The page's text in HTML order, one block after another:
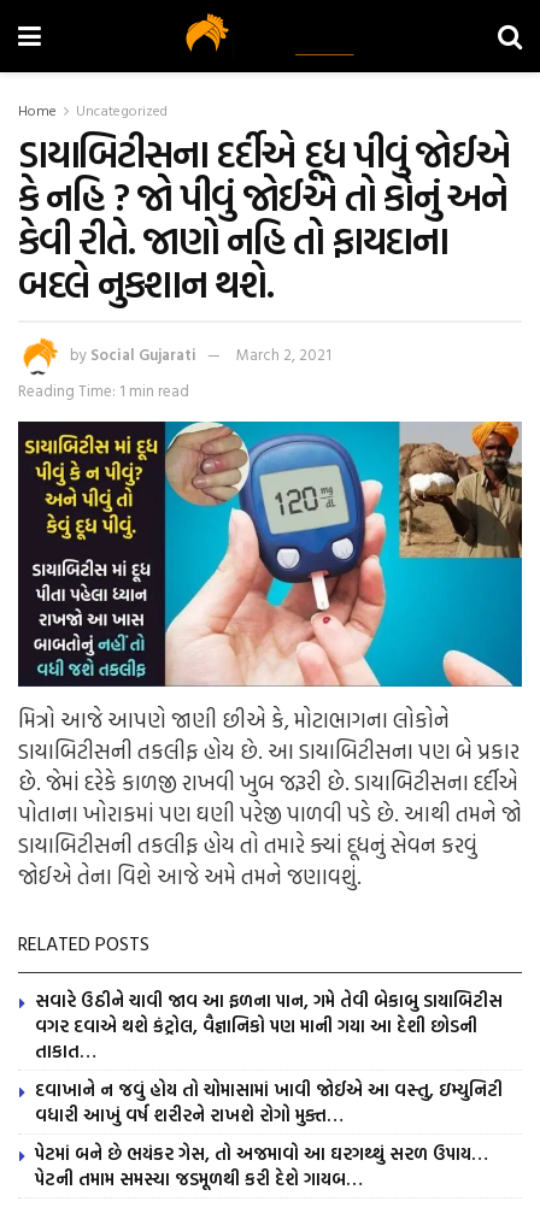
Home Uncategorized
ડાયાબિટીસના દર્દીએ દૂધ પીવું જોઈએ
કે નહિ ? જો પીવું જોઈએ તો કોનું અને
કેવી રીતે. જાણો નહિ તો ફાયદાના
બદલે નુકશાન થશે.
by Social Gujarati
March 2, 2021
Reading Time: 1 min read
મિત્રો આજે આપણે જાણી છીએ કે, મોટાભાગના લોકોને
ડાયાબિટીસની તકલીફ હોય છે. આ ડાયાબિટીસના પણ બે પ્રકાર
છે. જેમાં દરેકે કાળજી રાખવી ખુબ જરૂરી છે. ડાયાબિટીસના દર્દીએ
પોતાના ખોરાકમાં પણ ઘણી પરેજી પાળવી પડે છે. આથી તમને જો
ડાયાબિટીસની તકલીફ હોય તો તમારે ક્યાં દૂધનું સેવન કરવું
જોઈએ તેના વિશે આજે અમે તમને જણાવશું.
RELATED POSTS
સવારે ઉઠીને ચાવી જાવ આ ફળના પાન, ગમે તેવી બેકાબુ ડાયાબિટીસ
વગર દવાએ થશે કંટ્રોલ, વૈજ્ઞાનિકો પણ માની ગયા આ દેશી છોડની
તાકાત…
દવાખાને ન જવું હોય તો ચોમાસામાં ખાવી જોઈએ આ વસ્તુ, ઇમ્યુનિટી
વધારી આખું વર્ષ શરીરને રાખશે રોગો મુક્ત…
પેટમાં બને છે ભયંકર ગેસ, તો અજમાવો આ ઘરગથ્થું સરળ ઉપાય…
પેટની તમામ સમસ્યા જડમૂળથી કરી દેશે ગાયબ…